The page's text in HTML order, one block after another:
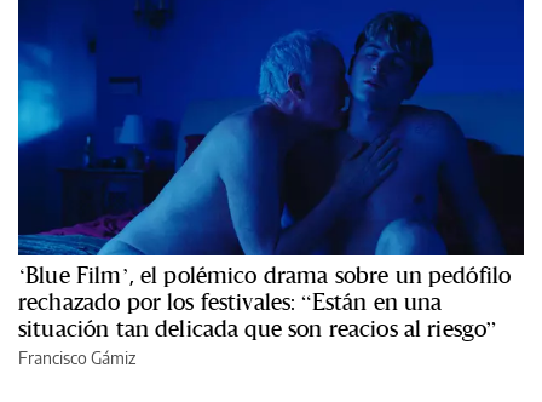
‘Blue Film’, el polémico drama sobre un pedófilo
rechazado por los festivales: “Están en una
situación tan delicada que son reacios al riesgo”
Francisco Gámiz